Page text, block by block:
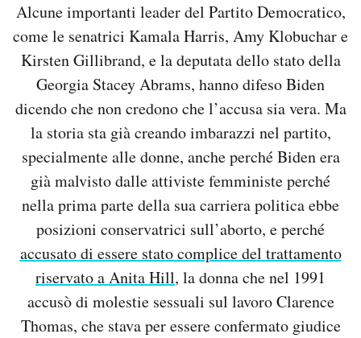
Alcune importanti leader del Partito Democratico,
come le senatrici Kamala Harris, Amy Klobuchar e
Kirsten Gillibrand, e la deputata dello stato della
Georgia Stacey Abrams, hanno difeso Biden
dicendo che non credono che l’accusa sia vera. Ma
la storia sta già creando imbarazzi nel partito,
specialmente alle donne, anche perché Biden era
già malvisto dalle attiviste femministe perché
nella prima parte della sua carriera politica ebbe
posizioni conservatrici sull’aborto, e perché
accusato di essere stato complice del trattamento
riservato a Anita Hill, la donna che nel 1991
accusò di molestie sessuali sul lavoro Clarence
Thomas, che stava per essere confermato giudice